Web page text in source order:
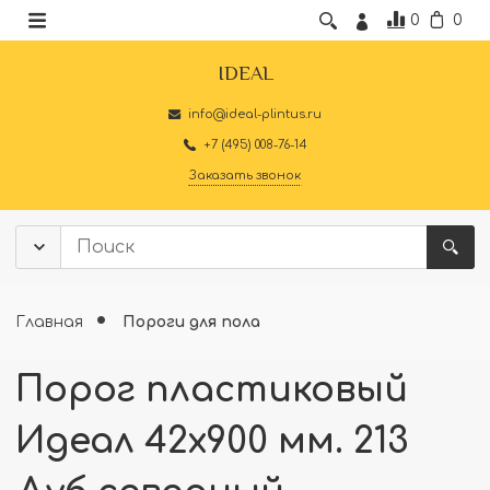
0 0
IDEAL
info@ideal-plintus.ru
+7 (495) 008-76-14
Заказать звонок
Главная Пороги для пола
Порог пластиковый
Идеал 42x900 мм. 213